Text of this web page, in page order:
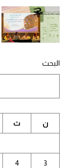
البحث
ن ث
3
4